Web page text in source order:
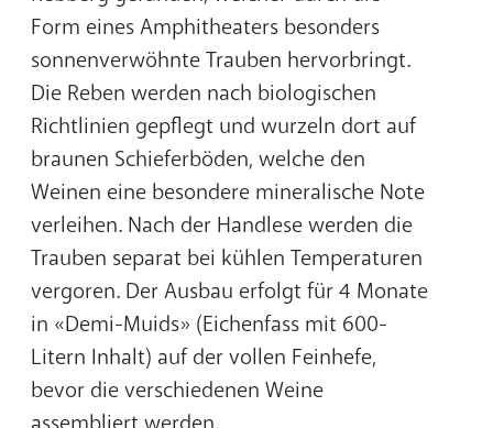
Form eines Amphitheaters besonders
sonnenverwöhnte Trauben hervorbringt.
Die Reben werden nach biologischen
Richtlinien gepflegt und wurzeln dort auf
braunen Schieferböden, welche den
Weinen eine besondere mineralische Note
verleihen. Nach der Handlese werden die
Trauben separat bei kühlen Temperaturen
vergoren. Der Ausbau erfolgt für 4 Monate
in «Demi-Muids» (Eichenfass mit 600-
Litern Inhalt) auf der vollen Feinhefe,
bevor die verschiedenen Weine
assembliert werden.